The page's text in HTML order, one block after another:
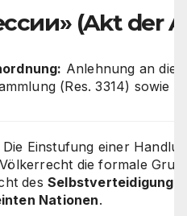
(Akt der
Anlehnung an die
(Res. 3314) sowie
Die Einstufung einer
die formale
des
Nationen.